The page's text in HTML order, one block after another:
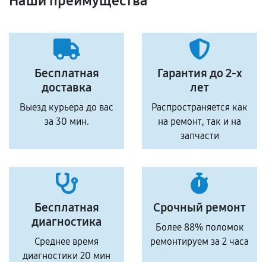
Бесплатная
доставка
Выезд курьера до вас
за 30 мин.
Гарантия до 2-х
лет
Распространяется как
на ремонт, так и на
запчасти
Бесплатная
диагностика
Среднее время
диагностики 20 мин
Срочный ремонт
Более 88% поломок
ремонтируем за 2 часа